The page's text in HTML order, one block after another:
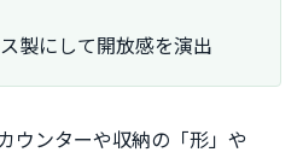
製にして開放感を演出
ウンターや収納の「形」や